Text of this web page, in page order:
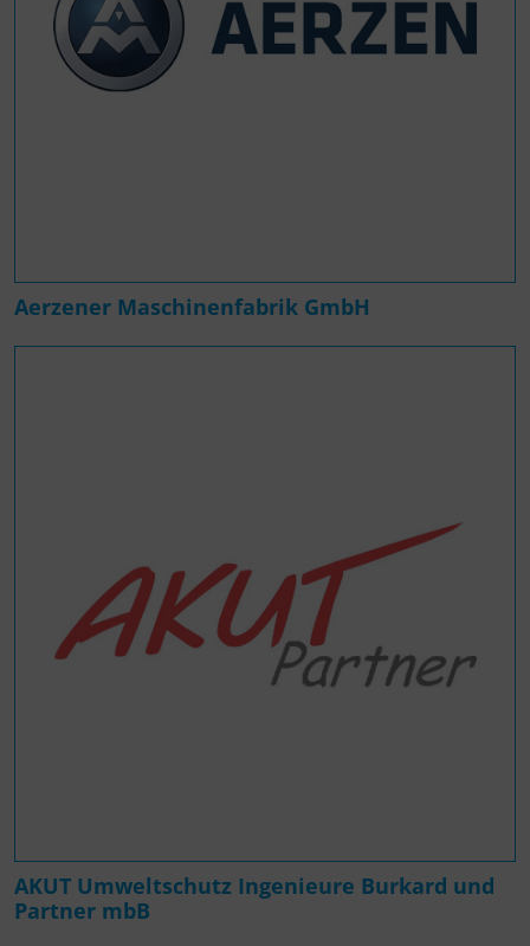
Aerzener Maschinenfabrik GmbH
AKUT Umweltschutz Ingenieure Burkard und
Partner mbB